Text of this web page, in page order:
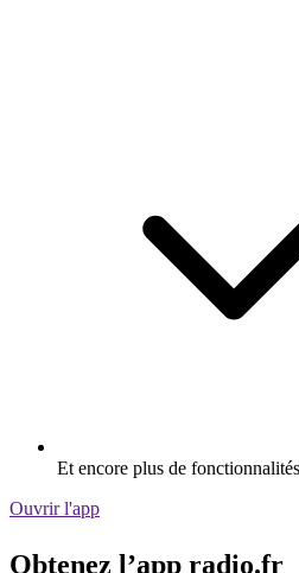
Et encore plus de fonctionnalités
Ouvrir l'app
Obtenez l’app